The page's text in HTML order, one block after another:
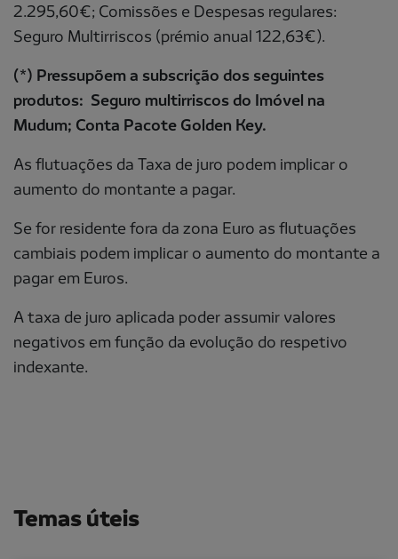
2.295,60€; Comissões e Despesas regulares:
Seguro Multirriscos (prémio anual 122,63€).
(*) Pressupõem a subscrição dos seguintes
produtos: Seguro multirriscos do Imóvel na
Mudum; Conta Pacote Golden Key.
As flutuações da Taxa de juro podem implicar o
aumento do montante a pagar.
Se for residente fora da zona Euro as flutuações
cambiais podem implicar o aumento do montante a
pagar em Euros.
A taxa de juro aplicada poder assumir valores
negativos em função da evolução do respetivo
indexante.
Temas úteis